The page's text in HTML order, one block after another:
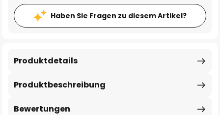
Haben Sie Fragen zu diesem Artikel?
Produktbeschreibung
Produktdetails
Bewertungen